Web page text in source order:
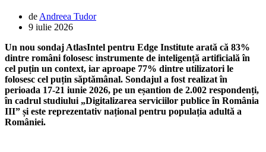
de Andreea Tudor
9 iulie 2026
Un nou sondaj AtlasIntel pentru Edge Institute arată că 83%
dintre români folosesc instrumente de inteligență artificială în
cel puțin un context, iar aproape 77% dintre utilizatori le
folosesc cel puțin săptămânal. Sondajul a fost realizat în
perioada 17-21 iunie 2026, pe un eșantion de 2.002 respondenți,
în cadrul studiului „Digitalizarea serviciilor publice în România
III” și este reprezentativ național pentru populația adultă a
României.